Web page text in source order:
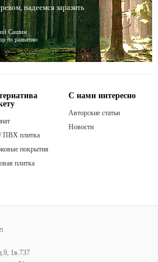
надеемся заразить
Сашин
по развитию
ПВХ плитка
покрытия
плитка
С нами интересно
Авторские статьи
Новости
1в.737